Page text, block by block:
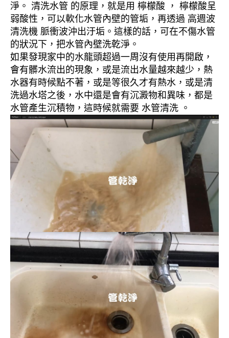
淨。 清洗水管 的原理，就是用 檸檬酸 ， 檸檬酸呈
弱酸性，可以軟化水管內壁的管垢，再透過 高週波
清洗機 脈衝波沖出汙垢。這樣的話，可在不傷水管
的狀況下，把水管內壁洗乾淨。
如果發現家中的水龍頭超過一周沒有使用再開啟，
會有髒水流出的現象，或是流出水量越來越少，熱
水器有時候點不著，或是等很久才有熱水，或是清
洗過水塔之後，水中還是會有沉澱物和異味，都是
水管產生沉積物，這時候就需要 水管清洗 。